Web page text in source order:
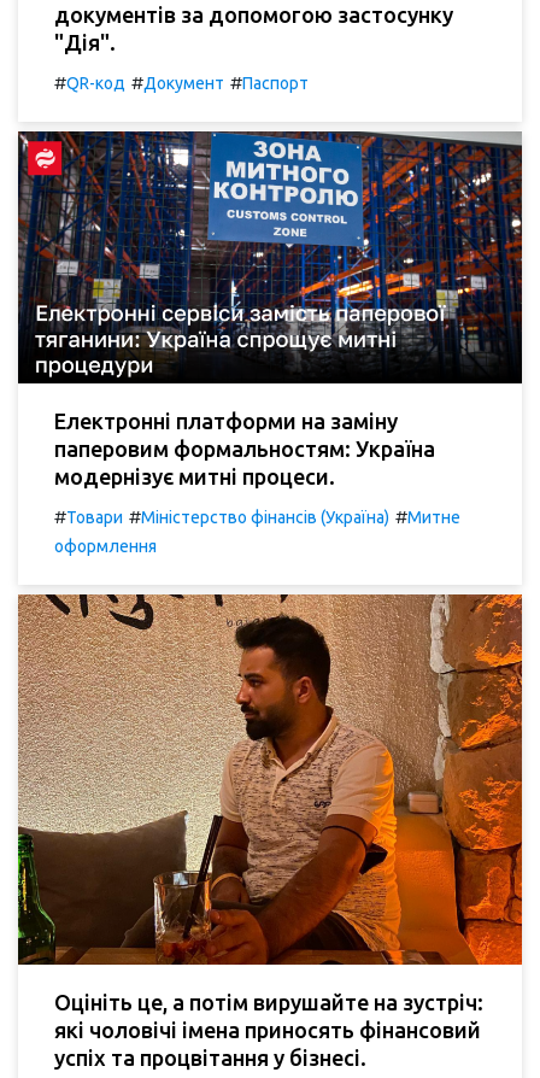
документів за допомогою застосунку
"Дія".
#QR-код #Документ #Паспорт
Електронні платформи на заміну
паперовим формальностям: Україна
модернізує митні процеси.
#Товари #Міністерство фінансів (Україна) #Митне
оформлення
Оцініть це, а потім вирушайте на зустріч:
які чоловічі імена приносять фінансовий
успіх та процвітання у бізнесі.